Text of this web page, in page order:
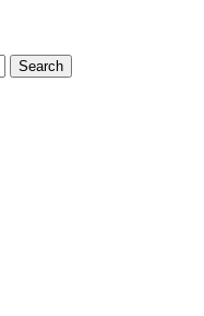
Search